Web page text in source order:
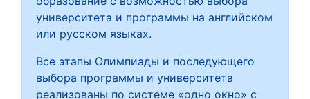
университета и программы на английском
или русском языках.
Все этапы Олимпиады и последующего
выбора программы и университета
реализованы по системе «одно окно» с